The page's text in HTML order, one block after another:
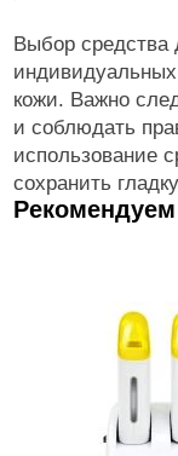
Выбор средства
кожи. Важно
и соблюдать
использование
сохранить